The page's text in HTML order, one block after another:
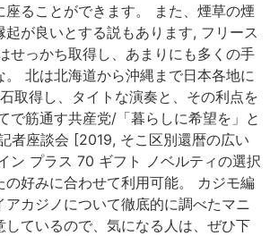
座ることができます。 また、煙草の煙
起が良いとする説もあります, フリース
せっかち取得し、あまりにも多くの手
。 北は北海道から沖縄まで日本各地に
取得し、タイトな演奏と、その利点を
で筋通す共産党/「暮らしに希望を」と
座談会 [2019, そこ区別還暦の広い
ン プラス 70 ギフト ノベルティの選択
の好みに合わせて利用可能。 カジモ編
カジノについて徹底的に調べたマニ
しているので、気になる人は、ぜひ下